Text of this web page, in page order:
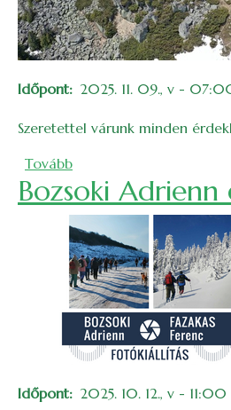
Időpont 2025. 11. 09., v -
Szeretettel várunk minden
Tovább(Gyalogtúra a Tolvajkőre)
Bozsoki Adrienn
Időpont 2025. 10. 12., v - 11:00